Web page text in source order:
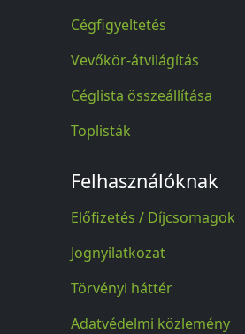
Cégfigyeltetés
Vevőkör-átvilágítás
Céglista összeállítása
Toplisták
Felhasználóknak
Előfizetés / Díjcsomagok
Jognyilatkozat
Törvényi háttér
Adatvédelmi közlemény